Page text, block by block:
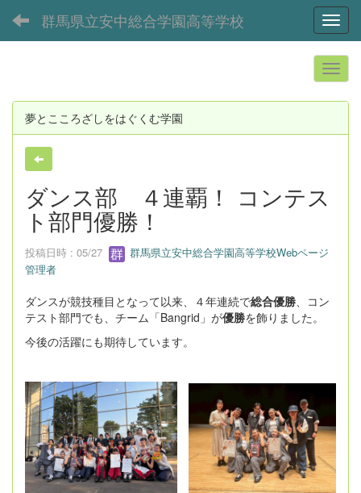
群馬県立安中総合学園高等学校
夢とこころざしをはぐくむ学園
ダンス部 ４連覇！ コンテス
ト部門優勝！
投稿日時 : 05/27
群馬県立安中総合学園高等学校Webページ
管理者
ダンスが競技種目となって以来、４年連続で総合優勝 、コン
テスト部門でも、チーム「Bangrid」が優勝を飾りました。
今後の活躍にも期待しています。